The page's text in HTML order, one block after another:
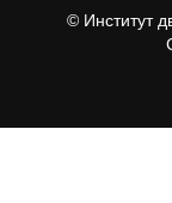
© Институт